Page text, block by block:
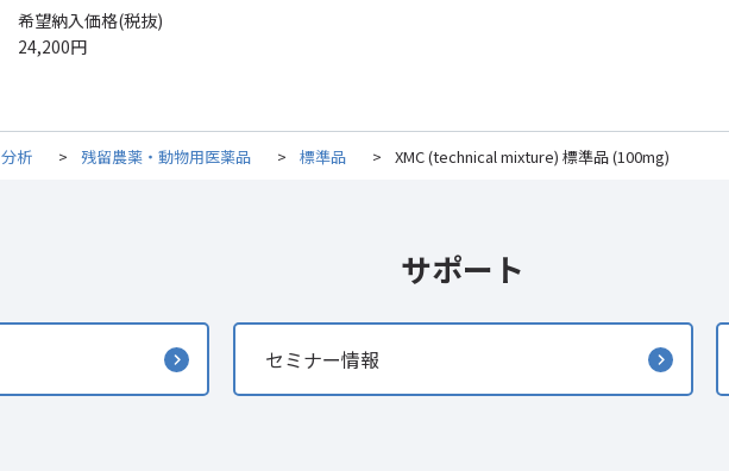
希望納入価格(税抜)
24,200円
分析 > 残留農薬・動物用医薬品 > 標準品 > XMC (technical mixture) 標準品 (100mg)
サポート
セミナー情報